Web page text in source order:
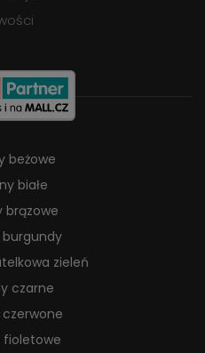
beżowe
białe
brązowe
burgundy
zieleń
czarne
fioletowe